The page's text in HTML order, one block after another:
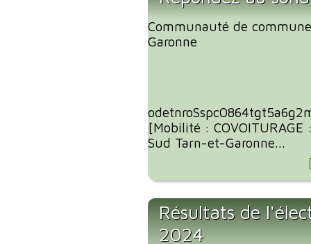
Communauté de
Garonne
[Mobilité : COVOITURAGE
Sud Tarn-et-Garonne...
Résultats de
2024